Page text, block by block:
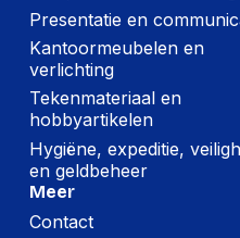
Presentatie en
Kantoormeubelen en
verlichting
Tekenmateriaal en
hobbyartikelen
Hygiëne, expeditie,
en geldbeheer
Meer
Contact